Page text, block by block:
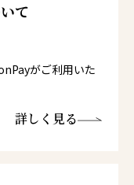
て
がご利用いた
詳しく見る